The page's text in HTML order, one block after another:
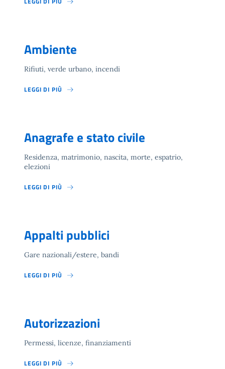
Ambiente
Rifiuti, verde urbano, incendi
LEGGI DI PIÙ
Anagrafe e stato civile
Residenza, matrimonio, nascita, morte, espatrio,
elezioni
LEGGI DI PIÙ
Appalti pubblici
Gare nazionali/estere, bandi
LEGGI DI PIÙ
Autorizzazioni
Permessi, licenze, finanziamenti
LEGGI DI PIÙ